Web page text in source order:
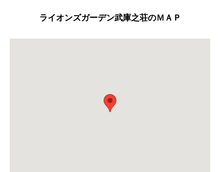
ライオンズガーデン武庫之荘のＭＡＰ